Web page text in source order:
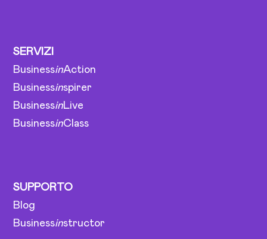
SERVIZI
BusinessinAction
Businessinspirer
BusinessinLive
BusinessinClass
SUPPORTO
Blog
Businessinstructor